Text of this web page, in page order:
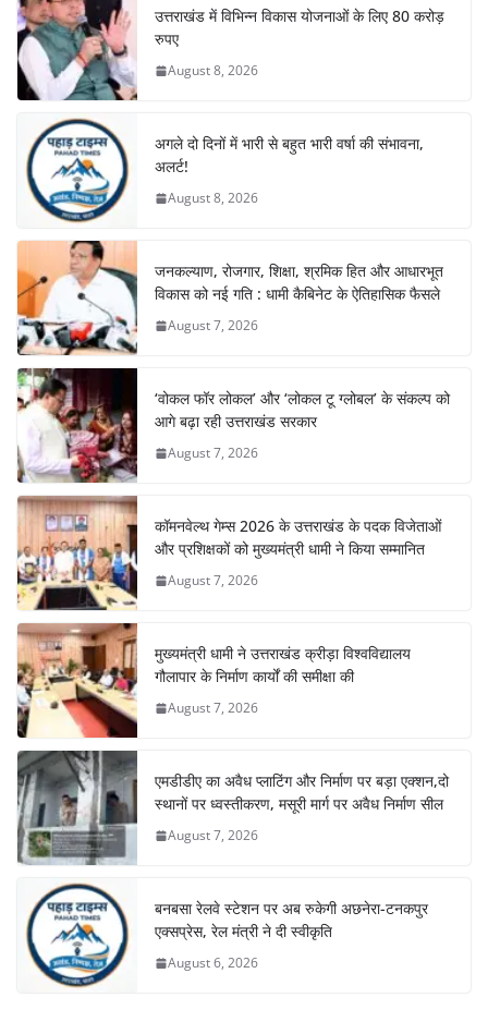
उत्तराखंड में विभिन्न विकास योजनाओं के लिए 80 करोड़
रुपए
August 8, 2026
अगले दो दिनों में भारी से बहुत भारी वर्षा की संभावना,
अलर्ट!
August 8, 2026
जनकल्याण, रोजगार, शिक्षा, श्रमिक हित और आधारभूत
विकास को नई गति : धामी कैबिनेट के ऐतिहासिक फैसले
August 7, 2026
‘वोकल फॉर लोकल’ और ‘लोकल टू ग्लोबल’ के संकल्प को
आगे बढ़ा रही उत्तराखंड सरकार
August 7, 2026
कॉमनवेल्थ गेम्स 2026 के उत्तराखंड के पदक विजेताओं
और प्रशिक्षकों को मुख्यमंत्री धामी ने किया सम्मानित
August 7, 2026
मुख्यमंत्री धामी ने उत्तराखंड क्रीड़ा विश्वविद्यालय
गौलापार के निर्माण कार्यों की समीक्षा की
August 7, 2026
एमडीडीए का अवैध प्लाटिंग और निर्माण पर बड़ा एक्शन,दो
स्थानों पर ध्वस्तीकरण, मसूरी मार्ग पर अवैध निर्माण सील
August 7, 2026
बनबसा रेलवे स्टेशन पर अब रुकेगी अछनेरा-टनकपुर
एक्सप्रेस, रेल मंत्री ने दी स्वीकृति
August 6, 2026